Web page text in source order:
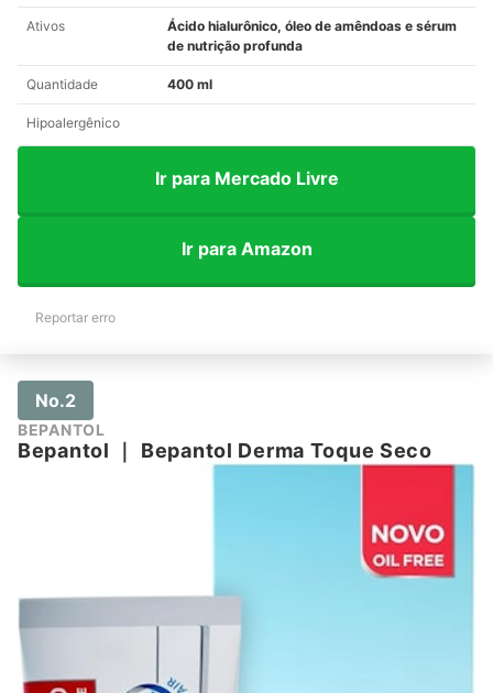
Ativos
Ácido hialurônico, óleo de amêndoas e sérum
de nutrição profunda
Quantidade 400 ml
Hipoalergênico
Ir para Mercado Livre
Ir para Amazon
Reportar erro
No.2
BEPANTOL
Bepantol Bepantol Derma Toque Seco